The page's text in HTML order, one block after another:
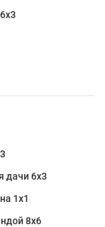
дачи 6х3
1х1
8х6